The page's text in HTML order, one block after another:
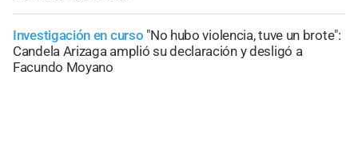
Investigación en curso "No hubo violencia, tuve un brote":
Candela Arizaga amplió su declaración y desligó a
Facundo Moyano